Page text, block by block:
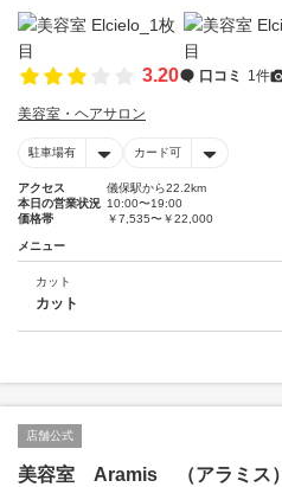
3.20 口コミ 1件
美容室・ヘアサロン
駐車場有 カード可
アクセス
儀保駅から22.2km
本日の営業状況 10:00〜19:00
価格帯
￥7,535〜￥22,000
メニュー
カット
カット
店舗公式
美容室 Aramis （アラミス）